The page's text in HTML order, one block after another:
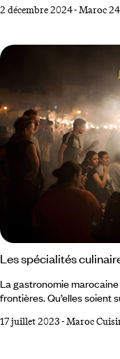
bleues sillonnant sa rade.
hauts lieux en Afrique du
que le Maroc a de meilleur :
2 décembre 2024-Maroc
Les spécialités
La gastronomie
frontières. Qu’elles soient
d’hospitalité et d’une
17 juillet 2023-Maroc